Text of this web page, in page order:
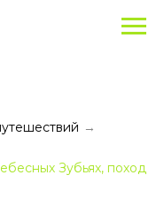
→
Зубьях, поход